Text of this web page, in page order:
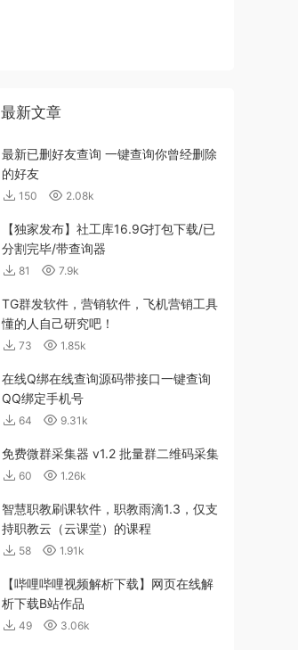
最新文章
最新已删好友查询 一键查询你曾经删除
的好友
150 2.08k
【独家发布】社工库16.9G打包下载/已
分割完毕/带查询器
81 7.9k
TG群发软件，营销软件，飞机营销工具
懂的人自己研究吧！
73 1.85k
在线Q绑在线查询源码带接口一键查询
QQ绑定手机号
64 9.31k
免费微群采集器 v1.2 批量群二维码采集
60 1.26k
智慧职教刷课软件，职教雨滴1.3，仅支
持职教云（云课堂）的课程
58 1.91k
【哔哩哔哩视频解析下载】网页在线解
析下载B站作品
49 3.06k